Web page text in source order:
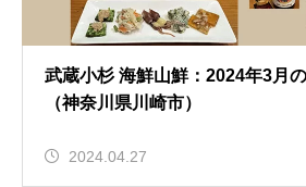
武蔵小杉 海鮮山鮮：2024年3月
（神奈川県川崎市）
2024.04.27